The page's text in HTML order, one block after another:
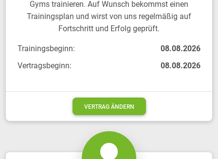
Gyms trainieren. Auf Wunsch bekommst einen
Trainingsplan und wirst von uns regelmäßig auf
Fortschritt und Erfolg geprüft.
Trainingsbeginn:
08.08.2026
Vertragsbeginn:
08.08.2026
VERTRAG ÄNDERN